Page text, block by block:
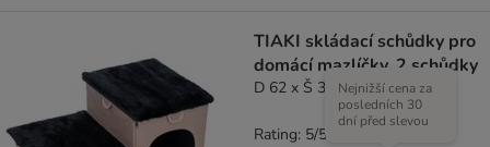
TIAKI skládací schůdky pro
domácí mazlíčky, 2 schůdky
D 62 x Š 39 x V 35,5 cm
Nejnižší cena za
posledních 30
dní před slevou
Rating: 5/5